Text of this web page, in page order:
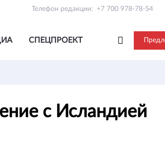
Телефон редакции: +7 700 978-78-54
СПЕЦПРОЕКТ
с Исландией